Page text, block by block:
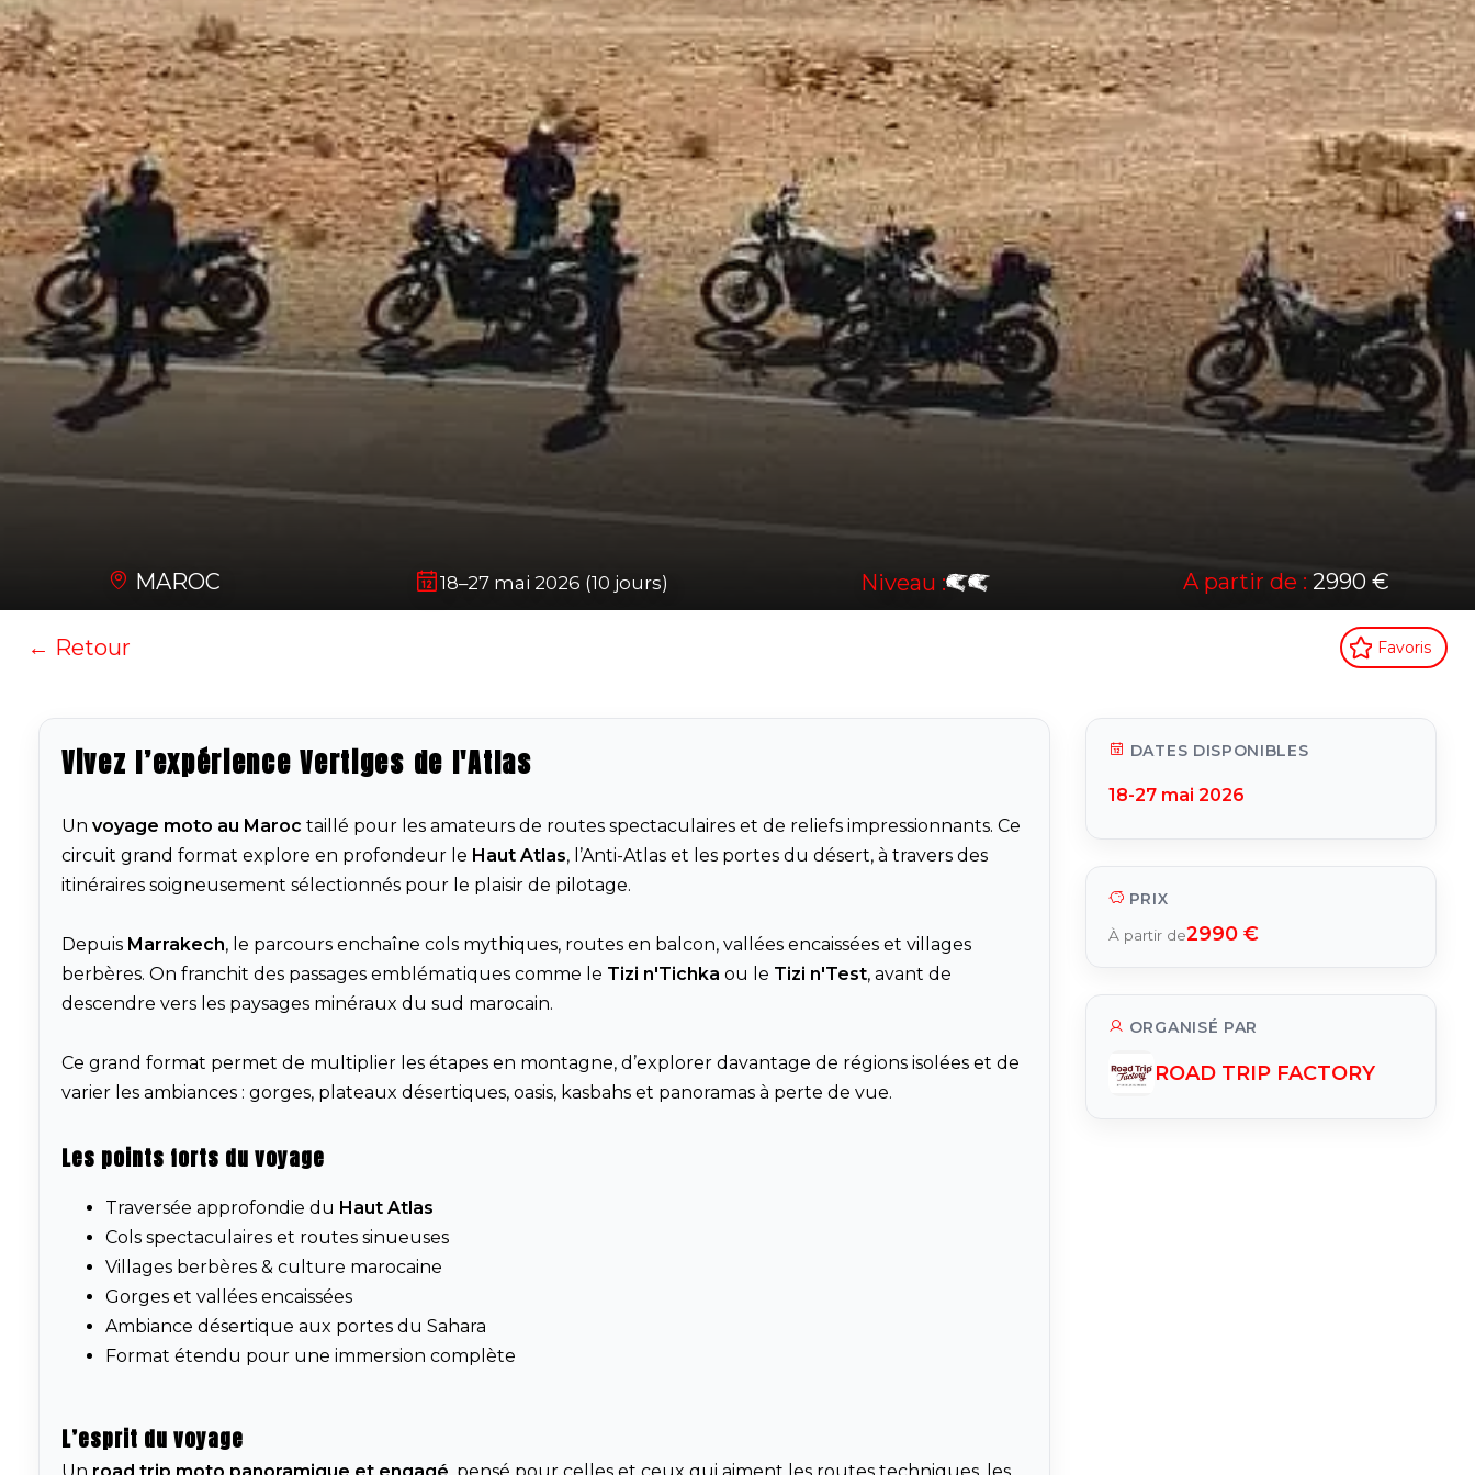
MAROC 18–27 mai 2026 (10 jours) Niveau : A partir de :2990 €
← Retour Favoris
Vivez l’expérience Vertiges de l'Atlas
Un voyage moto au Maroc taillé pour les amateurs de routes spectaculaires et de reliefs impressionnants. Ce
circuit grand format explore en profondeur le Haut Atlas, l’Anti-Atlas et les portes du désert, à travers des
itinéraires soigneusement sélectionnés pour le plaisir de pilotage.
Depuis Marrakech, le parcours enchaîne cols mythiques, routes en balcon, vallées encaissées et villages
berbères. On franchit des passages emblématiques comme le Tizi n'Tichka ou le Tizi n'Test, avant de
descendre vers les paysages minéraux du sud marocain.
Ce grand format permet de multiplier les étapes en montagne, d’explorer davantage de régions isolées et de
varier les ambiances : gorges, plateaux désertiques, oasis, kasbahs et panoramas à perte de vue.
Les points forts du voyage
Traversée approfondie du Haut Atlas
Cols spectaculaires et routes sinueuses
Villages berbères & culture marocaine
Gorges et vallées encaissées
Ambiance désertique aux portes du Sahara
Format étendu pour une immersion complète
L’esprit du voyage
DATES DISPONIBLES
18-27 mai 2026
PRIX
À partir de2990 €
ORGANISÉ PAR
ROAD TRIP FACTORY